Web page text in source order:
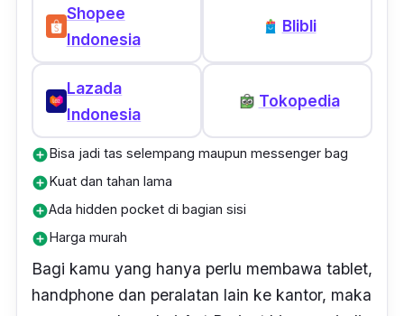
denganbuckle strap
, jadi tas pun akan lebih
aman dan tidak mudah terbuka.
Shopee
Indonesia
Blibli
Lazada
Indonesia
Tokopedia
add_circleBisa jadi tas selempang maupun messenger bag
add_circleKuat dan tahan lama
add_circleAda hidden pocket di bagian sisi
add_circleHarga murah
Bagi kamu yang hanya perlu membawa tablet,
handphone dan peralatan lain ke kantor, maka